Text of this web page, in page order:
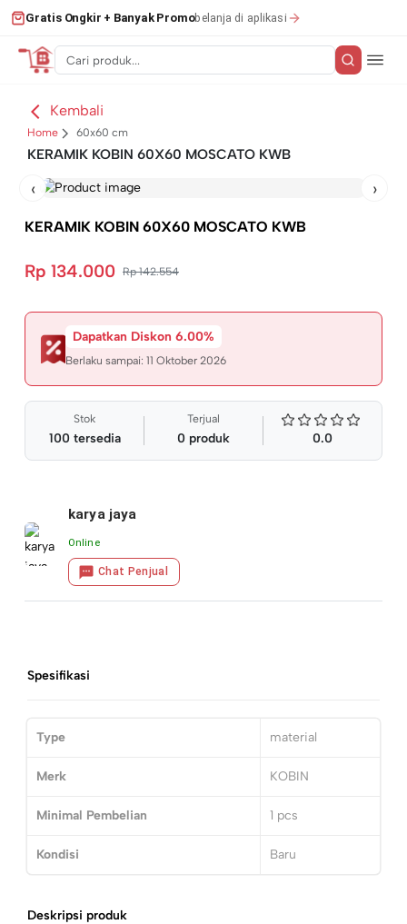
Gratis Ongkir + Banyak Promobelanja di aplikasi
Kembali
Home 60x60 cm
KERAMIK KOBIN 60X60 MOSCATO KWB
‹ ›
KERAMIK KOBIN 60X60 MOSCATO KWB
Rp 134.000 Rp 142.554
Dapatkan Diskon 6.00%
Berlaku sampai: 11 Oktober 2026
Stok
100tersedia
Terjual
0 produk 0.0
karya jaya
Online
Chat Penjual
Spesifikasi
Type material
Merk KOBIN
Minimal Pembelian 1 pcs
Kondisi Baru
Deskripsi produk